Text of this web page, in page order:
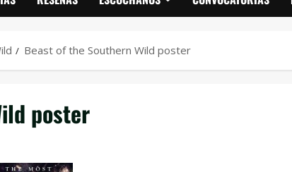
Beast of the Southern Wild poster
poster